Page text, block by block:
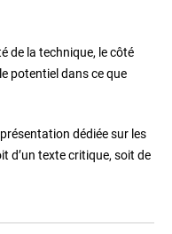
de la technique, le côté
potentiel dans ce que
dédiée sur les
d’un texte critique, soit de